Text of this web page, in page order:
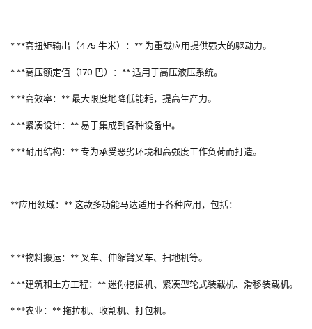
* **高扭矩输出（475 牛米）：** 为重载应用提供强大的驱动力。
* **高压额定值（170 巴）：** 适用于高压液压系统。
* **高效率：** 最大限度地降低能耗，提高生产力。
* **紧凑设计：** 易于集成到各种设备中。
* **耐用结构：** 专为承受恶劣环境和高强度工作负荷而打造。
**应用领域：** 这款多功能马达适用于各种应用，包括：
* **物料搬运：** 叉车、伸缩臂叉车、扫地机等。
* **建筑和土方工程：** 迷你挖掘机、紧凑型轮式装载机、滑移装载机。
* **农业：** 拖拉机、收割机、打包机。